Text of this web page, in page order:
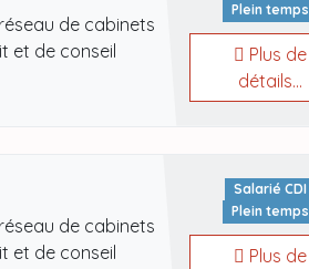
de cabinets
et de conseil
Plein temps
Plus de
détails...
de cabinets
et de conseil
Salarié CDI
Plein temps
Plus de